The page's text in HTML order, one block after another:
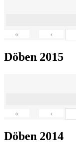
« ‹
Döben 2015
« ‹
Döben 2014